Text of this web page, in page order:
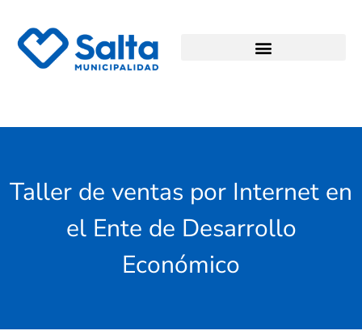
Taller de ventas por Internet en
el Ente de Desarrollo
Económico